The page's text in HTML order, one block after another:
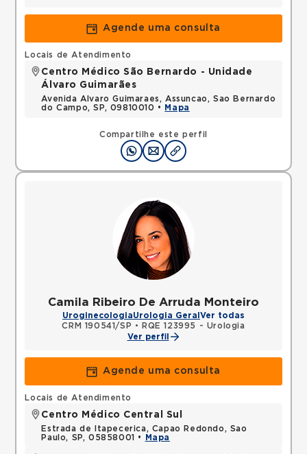
Agende uma consulta
Compartilhe este perfil
Locais de Atendimento
Centro Médico São Bernardo - Unidade
Álvaro Guimarães
Avenida Alvaro Guimaraes, Assuncao, Sao Bernardo
do Campo, SP, 09810010 •
Mapa
Camila Ribeiro De Arruda Monteiro
UroginecologiaUrologia Geral Ver todas
CRM 190541/SP •
RQE 123995 - Urologia
Ver perfil
Agende uma consulta
Locais de Atendimento
Centro Médico Central Sul
Estrada de Itapecerica, Capao Redondo, Sao
Paulo, SP, 05858001 •
Mapa